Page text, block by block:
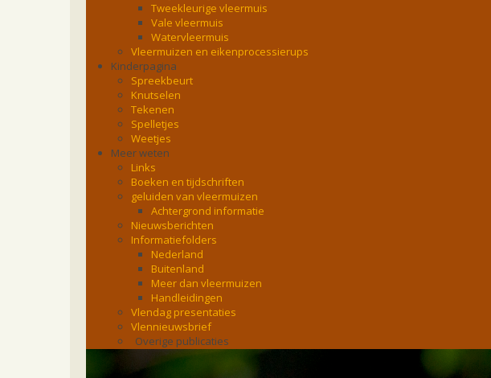
Tweekleurige vleermuis
Vale vleermuis
Watervleermuis
Vleermuizen en eikenprocessierups
Kinderpagina
Spreekbeurt
Knutselen
Tekenen
Spelletjes
Weetjes
Meer weten
Links
Boeken en tijdschriften
geluiden van vleermuizen
Achtergrond informatie
Nieuwsberichten
Informatiefolders
Nederland
Buitenland
Meer dan vleermuizen
Handleidingen
Vlendag presentaties
Vlennieuwsbrief
Overige publicaties
zoonose info (rabies, corona, etc)
rapporten